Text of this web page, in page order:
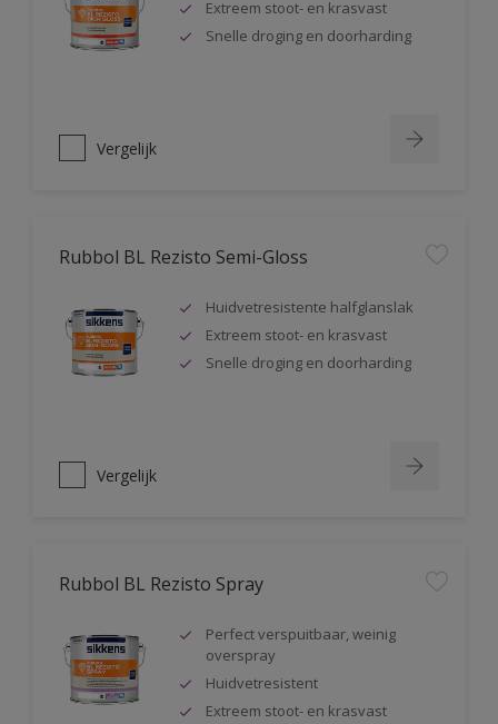
Extreem stoot- en krasvast
Snelle droging en doorharding
Vergelijk
Rubbol BL Rezisto Semi-Gloss
Huidvetresistente halfglanslak
Extreem stoot- en krasvast
Snelle droging en doorharding
Vergelijk
Rubbol BL Rezisto Spray
Perfect verspuitbaar, weinig
overspray
Huidvetresistent
Extreem stoot- en krasvast